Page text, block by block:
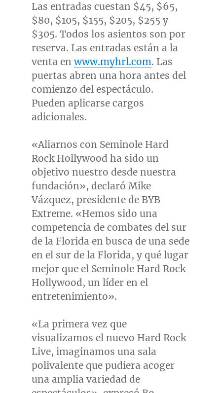
Las entradas cuestan $45, $65,
$80, $105, $155, $205, $255 y
$305. Todos los asientos son por
reserva. Las entradas están a la
venta enwww.myhrl.com. Las
puertas abren una hora antes del
comienzo del espectáculo.
Pueden aplicarse cargos
adicionales.
«Aliarnos con Seminole Hard
Rock Hollywood ha sido un
objetivo nuestro desde nuestra
fundación», declaró Mike
Vázquez, presidente de BYB
Extreme. «Hemos sido una
competencia de combates del sur
de la Florida en busca de una sede
en el sur de la Florida, y qué lugar
mejor que el Seminole Hard Rock
Hollywood, un líder en el
entretenimiento».
«La primera vez que
visualizamos el nuevo Hard Rock
Live, imaginamos una sala
polivalente que pudiera acoger
una amplia variedad de